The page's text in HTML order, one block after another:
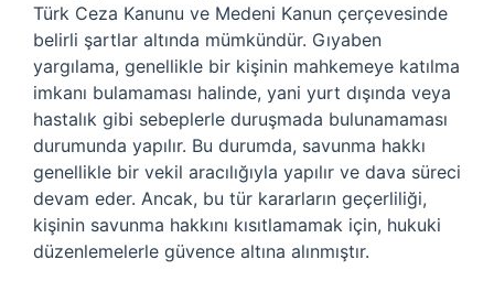
Türk Ceza Kanunu ve Medeni Kanun çerçevesinde
belirli şartlar altında mümkündür. Gıyaben
yargılama, genellikle bir kişinin mahkemeye katılma
imkanı bulamaması halinde, yani yurt dışında veya
hastalık gibi sebeplerle duruşmada bulunamaması
durumunda yapılır. Bu durumda, savunma hakkı
genellikle bir vekil aracılığıyla yapılır ve dava süreci
devam eder. Ancak, bu tür kararların geçerliliği,
kişinin savunma hakkını kısıtlamamak için, hukuki
düzenlemelerle güvence altına alınmıştır.